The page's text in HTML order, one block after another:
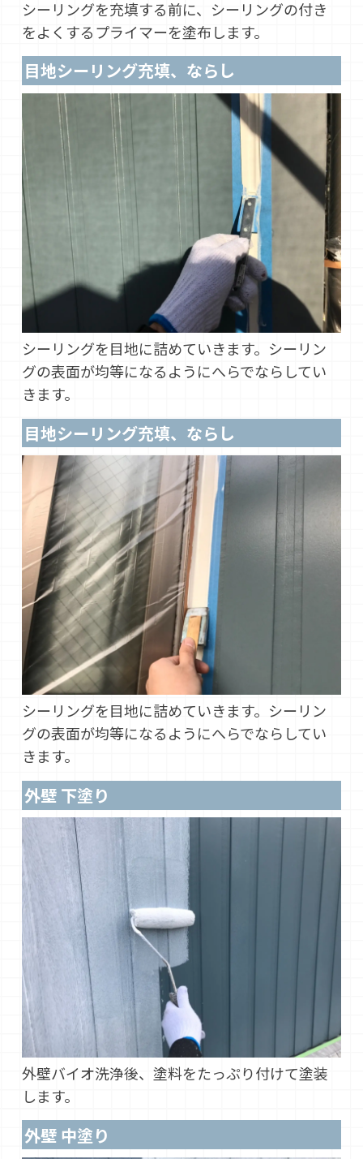
シーリングを充填する前に、シーリングの付き
をよくするプライマーを塗布します。
目地シーリング充填、ならし
シーリングを目地に詰めていきます。シーリン
グの表面が均等になるようにへらでならしてい
きます。
目地シーリング充填、ならし
シーリングを目地に詰めていきます。シーリン
グの表面が均等になるようにへらでならしてい
きます。
外壁 下塗り
外壁バイオ洗浄後、塗料をたっぷり付けて塗装
します。
外壁 中塗り